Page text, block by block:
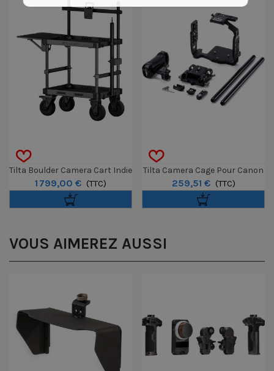
Tilta Boulder Camera Cart Indie
Kit - Gris
1 799,00 € (TTC)
Tilta Camera Cage Pour Canon
C80 - Advanced Kit
259,51 € (TTC)
VOUS AIMEREZ AUSSI